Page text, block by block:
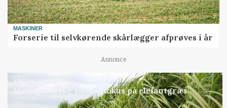
MASKINER
Forserie til selvkørende skårlægger afprøves i år
Annonce
ARRANGEMENT
Markvandring sætter fokus på elefantgræs